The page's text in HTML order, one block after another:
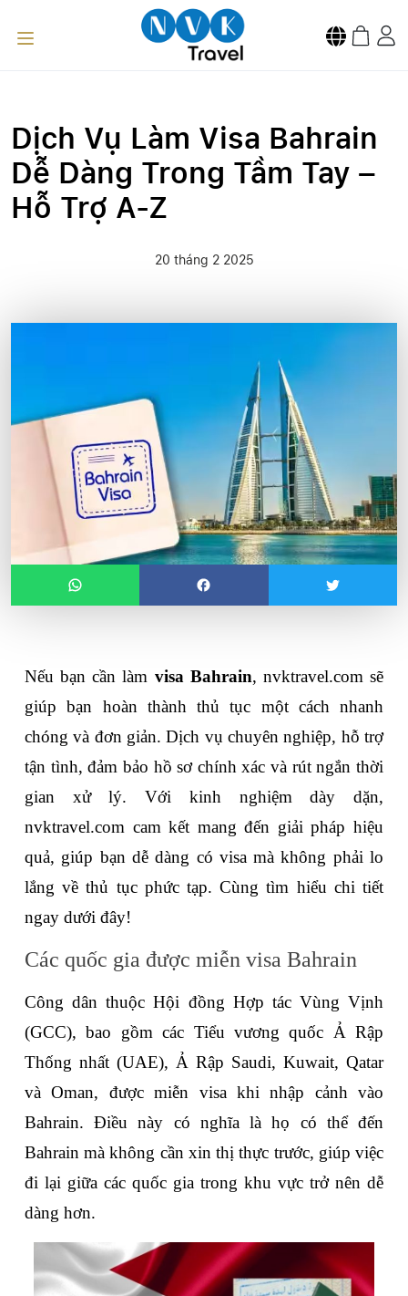
Dịch Vụ Làm Visa Bahrain
Dễ Dàng Trong Tầm Tay –
Hỗ Trợ A-Z
20 tháng 2 2025
Nếu bạn cần làm visa Bahrain, nvktravel.com sẽ
giúp bạn hoàn thành thủ tục một cách nhanh
chóng và đơn giản. Dịch vụ chuyên nghiệp, hỗ trợ
tận tình, đảm bảo hồ sơ chính xác và rút ngắn thời
gian xử lý. Với kinh nghiệm dày dặn,
nvktravel.com cam kết mang đến giải pháp hiệu
quả, giúp bạn dễ dàng có visa mà không phải lo
lắng về thủ tục phức tạp. Cùng tìm hiểu chi tiết
ngay dưới đây!
Các quốc gia được miễn visa Bahrain
Công dân thuộc Hội đồng Hợp tác Vùng Vịnh
(GCC), bao gồm các Tiểu vương quốc Ả Rập
Thống nhất (UAE), Ả Rập Saudi, Kuwait, Qatar
và Oman, được miễn visa khi nhập cảnh vào
Bahrain. Điều này có nghĩa là họ có thể đến
Bahrain mà không cần xin thị thực trước, giúp việc
đi lại giữa các quốc gia trong khu vực trở nên dễ
dàng hơn.